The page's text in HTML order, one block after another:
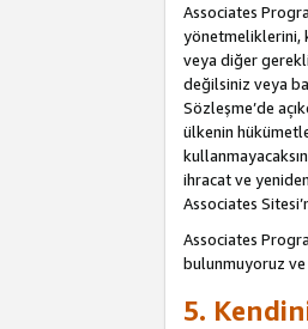
Associates
yönetmeliklerini,
veya diğer
değilsiniz veya
Sözleşme’de
ülkenin
ihracat ve
Associates
Associates
bulunmuyoruz
5.